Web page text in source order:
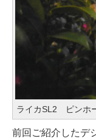
ライカSL2 ピンホ
前回ご紹介したデ